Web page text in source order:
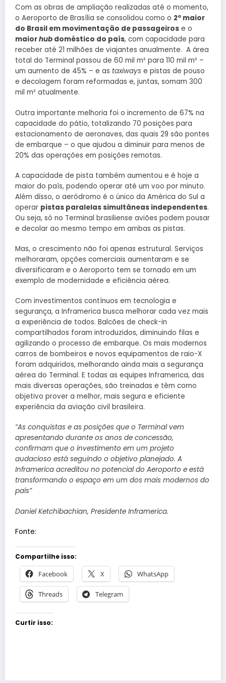
Com as obras de ampliação realizadas até o momento,
o Aeroporto de Brasília se consolidou como o 2º maior
do Brasil em movimentação de passageiros e o
maiorhub doméstico do país, com capacidade para
receber até 21 milhões de viajantes anualmente. A área
total do Terminal passou de 60 mil m² para 110 mil m² –
um aumento de 45% – e as taxiways e pistas de pouso
e decolagem foram reformadas e, juntas, somam 300
mil m² atualmente.
Outra importante melhoria foi o incremento de 67% na
capacidade do pátio, totalizando 70 posições para
estacionamento de aeronaves, das quais 29 são pontes
de embarque – o que ajudou a diminuir para menos de
20% das operações em posições remotas.
A capacidade de pista também aumentou e é hoje a
maior do país, podendo operar até um voo por minuto.
Além disso, o aeródromo é o único da América do Sul a
operar pistas paralelas simultâneas independentes.
Ou seja, só no Terminal brasiliense aviões podem pousar
e decolar ao mesmo tempo em ambas as pistas.
Mas, o crescimento não foi apenas estrutural. Serviços
melhoraram, opções comerciais aumentaram e se
diversificaram e o Aeroporto tem se tornado em um
exemplo de modernidade e eficiência aérea.
Com investimentos contínuos em tecnologia e
segurança, a Inframerica busca melhorar cada vez mais
a experiência de todos. Balcões de check-in
compartilhados foram introduzidos, diminuindo filas e
agilizando o processo de embarque. Os mais modernos
carros de bombeiros e novos equipamentos de raio-X
foram adquiridos, melhorando ainda mais a segurança
aérea do Terminal. E todas as equipes Inframerica, das
mais diversas operações, são treinadas e têm como
objetivo prover a melhor, mais segura e eficiente
experiência da aviação civil brasileira.
“As conquistas e as posições que o Terminal vem
apresentando durante os anos de concessão,
confirmam que o investimento em um projeto
audacioso está seguindo o objetivo planejado. A
Inframerica acreditou no potencial do Aeroporto e está
transformando o espaço em um dos mais modernos do
país”
Daniel Ketchibachian, Presidente Inframerica.
Fonte:
Compartilhe isso:
Facebook X WhatsApp
Threads Telegram
Curtir isso: